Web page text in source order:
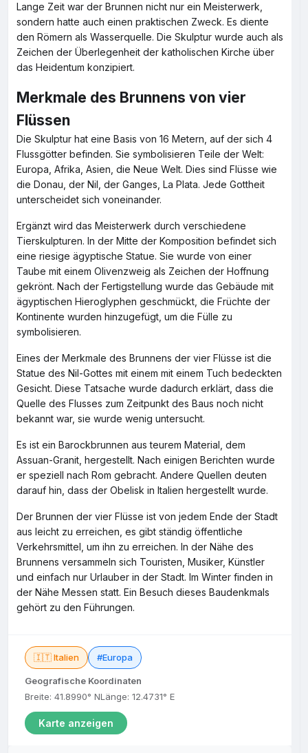
Lange Zeit war der Brunnen nicht nur ein Meisterwerk,
sondern hatte auch einen praktischen Zweck. Es diente
den Römern als Wasserquelle. Die Skulptur wurde auch als
Zeichen der Überlegenheit der katholischen Kirche über
das Heidentum konzipiert.
Merkmale des Brunnens von vier
Flüssen
Die Skulptur hat eine Basis von 16 Metern, auf der sich 4
Flussgötter befinden. Sie symbolisieren Teile der Welt:
Europa, Afrika, Asien, die Neue Welt. Dies sind Flüsse wie
die Donau, der Nil, der Ganges, La Plata. Jede Gottheit
unterscheidet sich voneinander.
Ergänzt wird das Meisterwerk durch verschiedene
Tierskulpturen. In der Mitte der Komposition befindet sich
eine riesige ägyptische Statue. Sie wurde von einer
Taube mit einem Olivenzweig als Zeichen der Hoffnung
gekrönt. Nach der Fertigstellung wurde das Gebäude mit
ägyptischen Hieroglyphen geschmückt, die Früchte der
Kontinente wurden hinzugefügt, um die Fülle zu
symbolisieren.
Eines der Merkmale des Brunnens der vier Flüsse ist die
Statue des Nil-Gottes mit einem mit einem Tuch bedeckten
Gesicht. Diese Tatsache wurde dadurch erklärt, dass die
Quelle des Flusses zum Zeitpunkt des Baus noch nicht
bekannt war, sie wurde wenig untersucht.
Es ist ein Barockbrunnen aus teurem Material, dem
Assuan-Granit, hergestellt. Nach einigen Berichten wurde
er speziell nach Rom gebracht. Andere Quellen deuten
darauf hin, dass der Obelisk in Italien hergestellt wurde.
Der Brunnen der vier Flüsse ist von jedem Ende der Stadt
aus leicht zu erreichen, es gibt ständig öffentliche
Verkehrsmittel, um ihn zu erreichen. In der Nähe des
Brunnens versammeln sich Touristen, Musiker, Künstler
und einfach nur Urlauber in der Stadt. Im Winter finden in
der Nähe Messen statt. Ein Besuch dieses Baudenkmals
gehört zu den Führungen.
🇮🇹 Italien #Europa
Geografische Koordinaten
Breite: 41.8990° NLänge: 12.4731° E
Karte anzeigen